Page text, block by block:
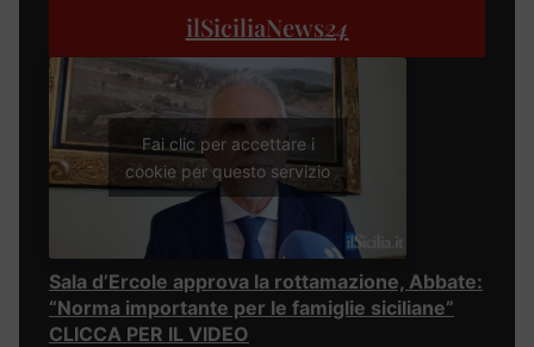
ilSiciliaNews24
Fai clic per accettare i
cookie per questo servizio
Sala d’Ercole approva la rottamazione, Abbate:
“Norma importante per le famiglie siciliane”
CLICCA PER IL VIDEO